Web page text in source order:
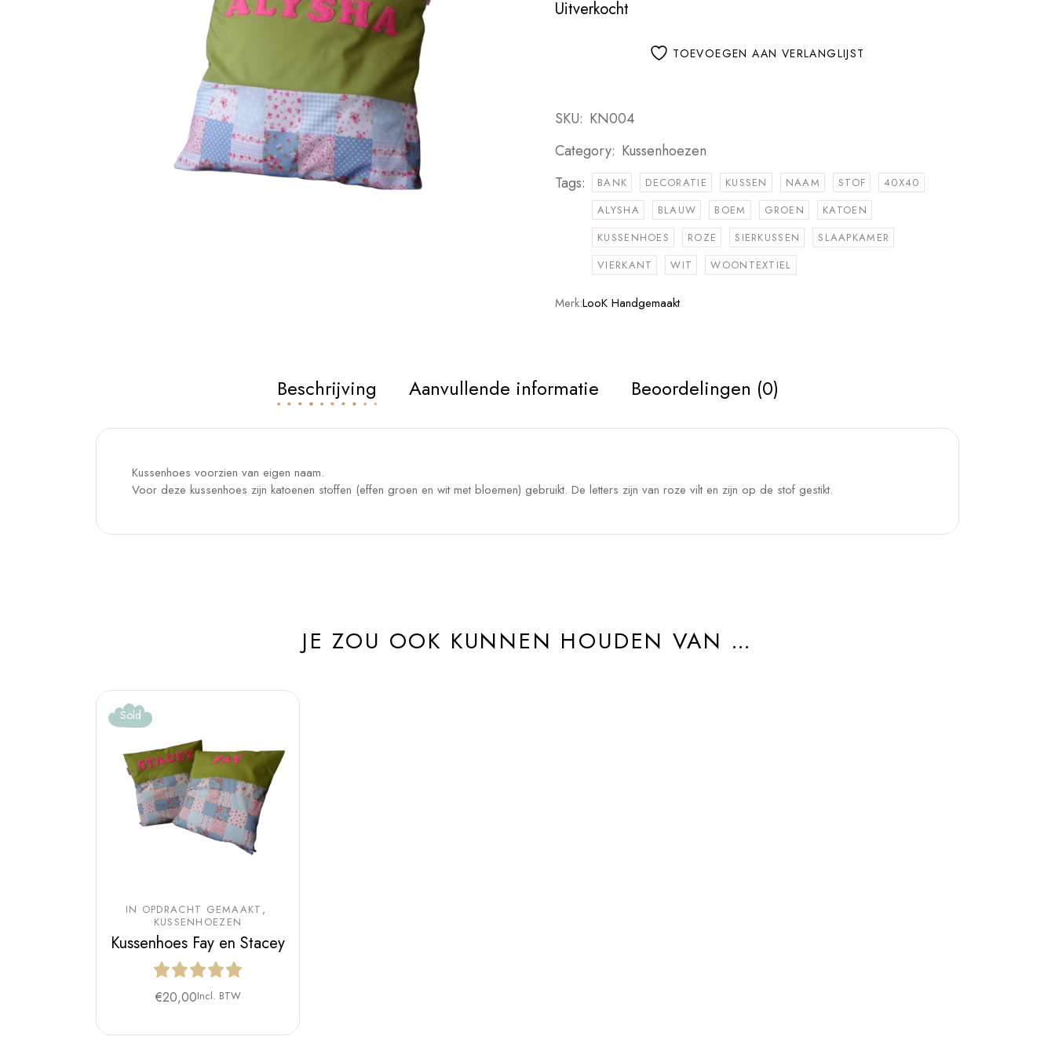
Uitverkocht
TOEVOEGEN AAN VERLANGLIJST
SKU: KN004
Category: Kussenhoezen
Tags:
BANK DECORATIE KUSSEN NAAM STOF
40X40
ALYSHA
BLAUW BOEM GROEN
KATOEN
KUSSENHOES
ROZE SIERKUSSEN
SLAAPKAMER
VIERKANT
WIT WOONTEXTIEL
Merk:LooK Handgemaakt
Beschrijving Aanvullende informatie Beoordelingen (0)
Kussenhoes voorzien van eigen naam.
Voor deze kussenhoes zijn katoenen stoffen (effen groen en wit met bloemen) gebruikt. De letters zijn van roze vilt en zijn op de stof gestikt.
JE ZOU OOK KUNNEN HOUDEN VAN …
Sold
IN OPDRACHT GEMAAKT
KUSSENHOEZEN
Kussenhoes Fay en Stacey
€20,00Incl. BTW